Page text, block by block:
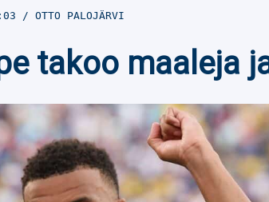
OTTO PALOJÄRVI
takoo maaleja